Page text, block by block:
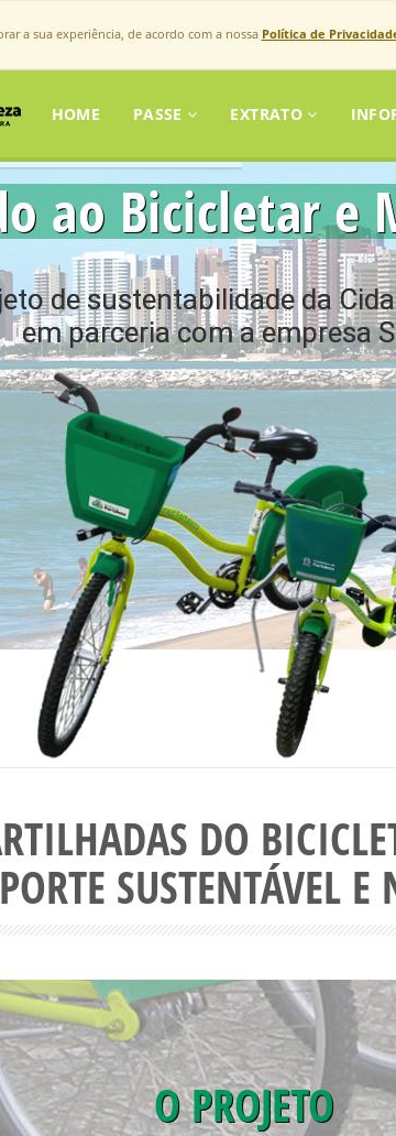
a sua experiência, de acordo com a nossa Política de
HOME PASSE EXTRATO
ao Bicicletar e
de sustentabilidade da
em parceria com a empresa
DO
SUSTENTÁVEL
O PROJETO